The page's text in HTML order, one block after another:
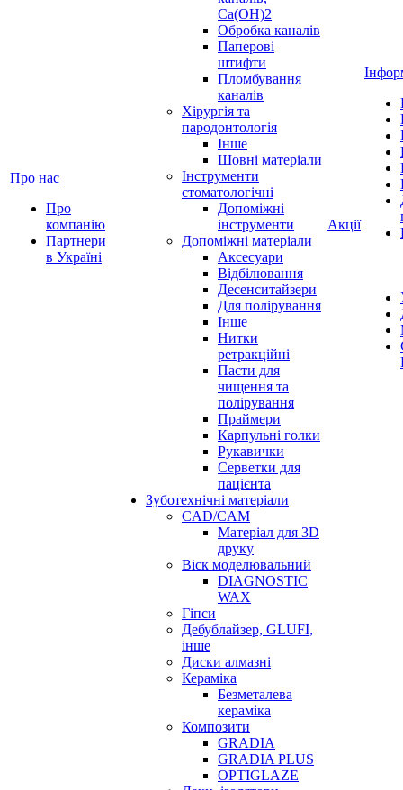
Про нас
Про
компанію
Партнери
в Україні
Ca(OH)2
Обробка каналів
Паперові
штифти
Пломбування
каналів
Хірургія та
пародонтологія
Інше
Шовні матеріали
Інструменти
стоматологічні
Допоміжні
інструменти
Допоміжні матеріали
Аксесуари
Відбілювання
Десенситайзери
Для полірування
Інше
Нитки
ретракційні
Пасти для
чищення та
полірування
Праймери
Карпульні голки
Рукавички
Серветки для
пацієнта
Зуботехнічні матеріали
CAD/CAM
Матеріал для 3D
друку
Віск моделювальний
DIAGNOSTIC
WAX
Гіпси
Дебублайзер, GLUFI,
інше
Диски алмазні
Кераміка
Безметалева
кераміка
Композити
GRADIA
GRADIA PLUS
OPTIGLAZE
Акції